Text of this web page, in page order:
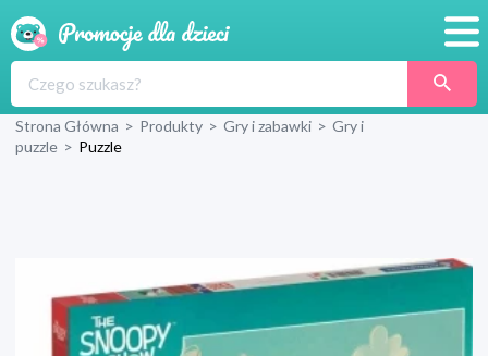
Produkty
Wyprawka
Strona Główna > Produkty > Gry i zabawki > Gry i
puzzle > Puzzle